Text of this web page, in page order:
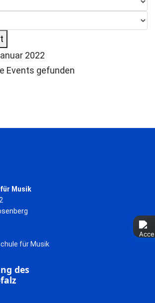
2022
Events gefunden
Musik
für Musik
des